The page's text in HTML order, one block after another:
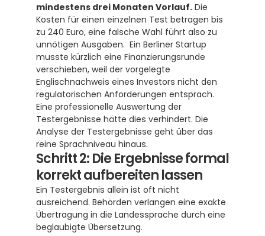
mindestens drei Monaten Vorlauf. Die
Kosten für einen einzelnen Test betragen bis
zu 240 Euro, eine falsche Wahl führt also zu
unnötigen Ausgaben.  Ein Berliner Startup
musste kürzlich eine Finanzierungsrunde
verschieben, weil der vorgelegte
Englischnachweis eines Investors nicht den
regulatorischen Anforderungen entsprach.
Eine professionelle Auswertung der
Testergebnisse hätte dies verhindert. Die
Analyse der Testergebnisse geht über das
reine Sprachniveau hinaus.
Schritt 2: Die Ergebnisse formal
korrekt aufbereiten lassen
Ein Testergebnis allein ist oft nicht
ausreichend. Behörden verlangen eine exakte
Übertragung in die Landessprache durch eine
beglaubigte Übersetzung.